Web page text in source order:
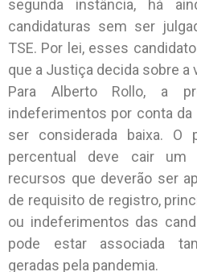
segunda instância, há
candidaturas sem ser
TSE. Por lei, esses
que a Justiça decida sobre a
Para Alberto Rollo, a
indeferimentos por conta da
ser considerada baixa. O
percentual deve cair
recursos que deverão ser
de requisito de registro,
ou indeferimentos das
pode estar associada
geradas pela pandemia.